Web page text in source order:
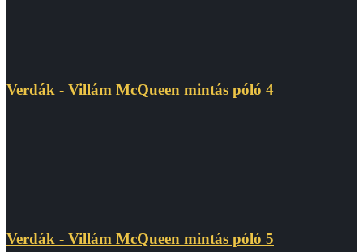
Verdák - Villám McQueen mintás póló 4
Verdák - Villám McQueen mintás póló 5